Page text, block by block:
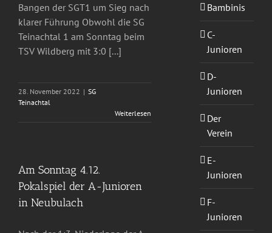
Bangen der SGT1 um Sieg nach
klarer Führung Obwohl die SG
Teinachtal 1 am Sonntag beim
TSV Wildberg mit 3:0 [...]
28. November 2022 | SG
Teinachtal
Weiterlesen
Am Sonntag 4.12.
Pokalspiel der A-Junioren
in Neubulach
Bambinis
C-
Junioren
D-
Junioren
Der
Verein
E-
Junioren
F-
Junioren